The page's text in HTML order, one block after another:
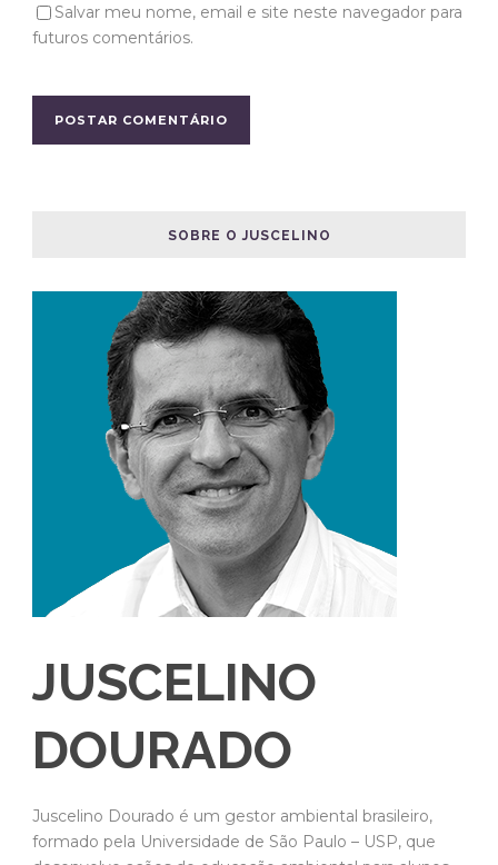
Salvar meu nome, email e site neste navegador para
futuros comentários.
SOBRE O JUSCELINO
JUSCELINO
DOURADO
Juscelino Dourado é um gestor ambiental brasileiro,
formado pela Universidade de São Paulo – USP, que